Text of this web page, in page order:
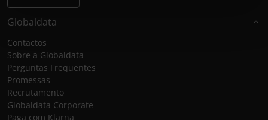
Globaldata
Contactos
Sobre a Globaldata
Perguntas Frequentes
Promessas
Recrutamento
Globaldata Corporate
Paga com Klarna